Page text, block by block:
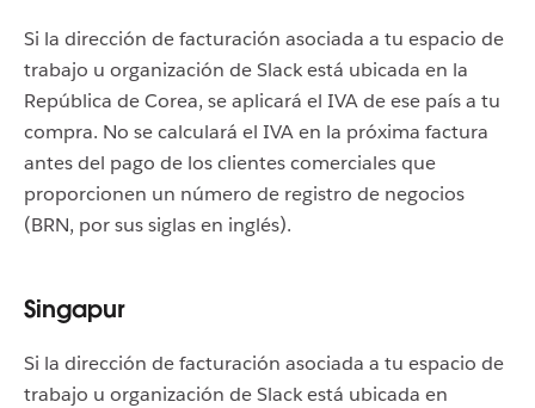
Si la dirección de facturación asociada a tu espacio de
trabajo u organización de Slack está ubicada en la
República de Corea, se aplicará el IVA de ese país a tu
compra. No se calculará el IVA en la próxima factura
antes del pago de los clientes comerciales que
proporcionen un número de registro de negocios
(BRN, por sus siglas en inglés).
Singapur
Si la dirección de facturación asociada a tu espacio de
trabajo u organización de Slack está ubicada en